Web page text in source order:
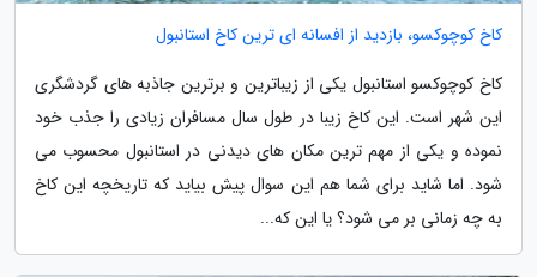
کاخ کوچوکسو، بازدید از افسانه ای ترین کاخ استانبول
کاخ کوچوکسو استانبول یکی از زیباترین و برترین جاذبه های گردشگری
این شهر است. این کاخ زیبا در طول سال مسافران زیادی را جذب خود
نموده و یکی از مهم ترین مکان های دیدنی در استانبول محسوب می
شود. اما شاید برای شما هم این سوال پیش بیاید که تاریخچه این کاخ
به چه زمانی بر می شود؟ یا این که...